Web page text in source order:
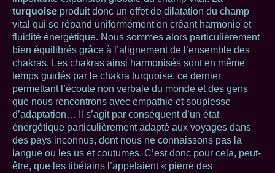
turquoise produit donc un effet de dilatation du champ
vital qui se répand uniformément en créant harmonie et
fluidité énergétique. Nous sommes alors particulièrement
bien équilibrés grâce à l’alignement de l’ensemble des
chakras. Les chakras ainsi harmonisés sont en même
temps guidés par le chakra turquoise, ce dernier
permettant l’écoute non verbale du monde et des gens
que nous rencontrons avec empathie et souplesse
d’adaptation… Il s’agit par conséquent d’un état
énergétique particulièrement adapté aux voyages dans
des pays inconnus, dont nous ne connaissons pas la
langue ou les us et coutumes. C’est donc pour cela, peut-
être, que les tibétains l’appelaient « pierre des